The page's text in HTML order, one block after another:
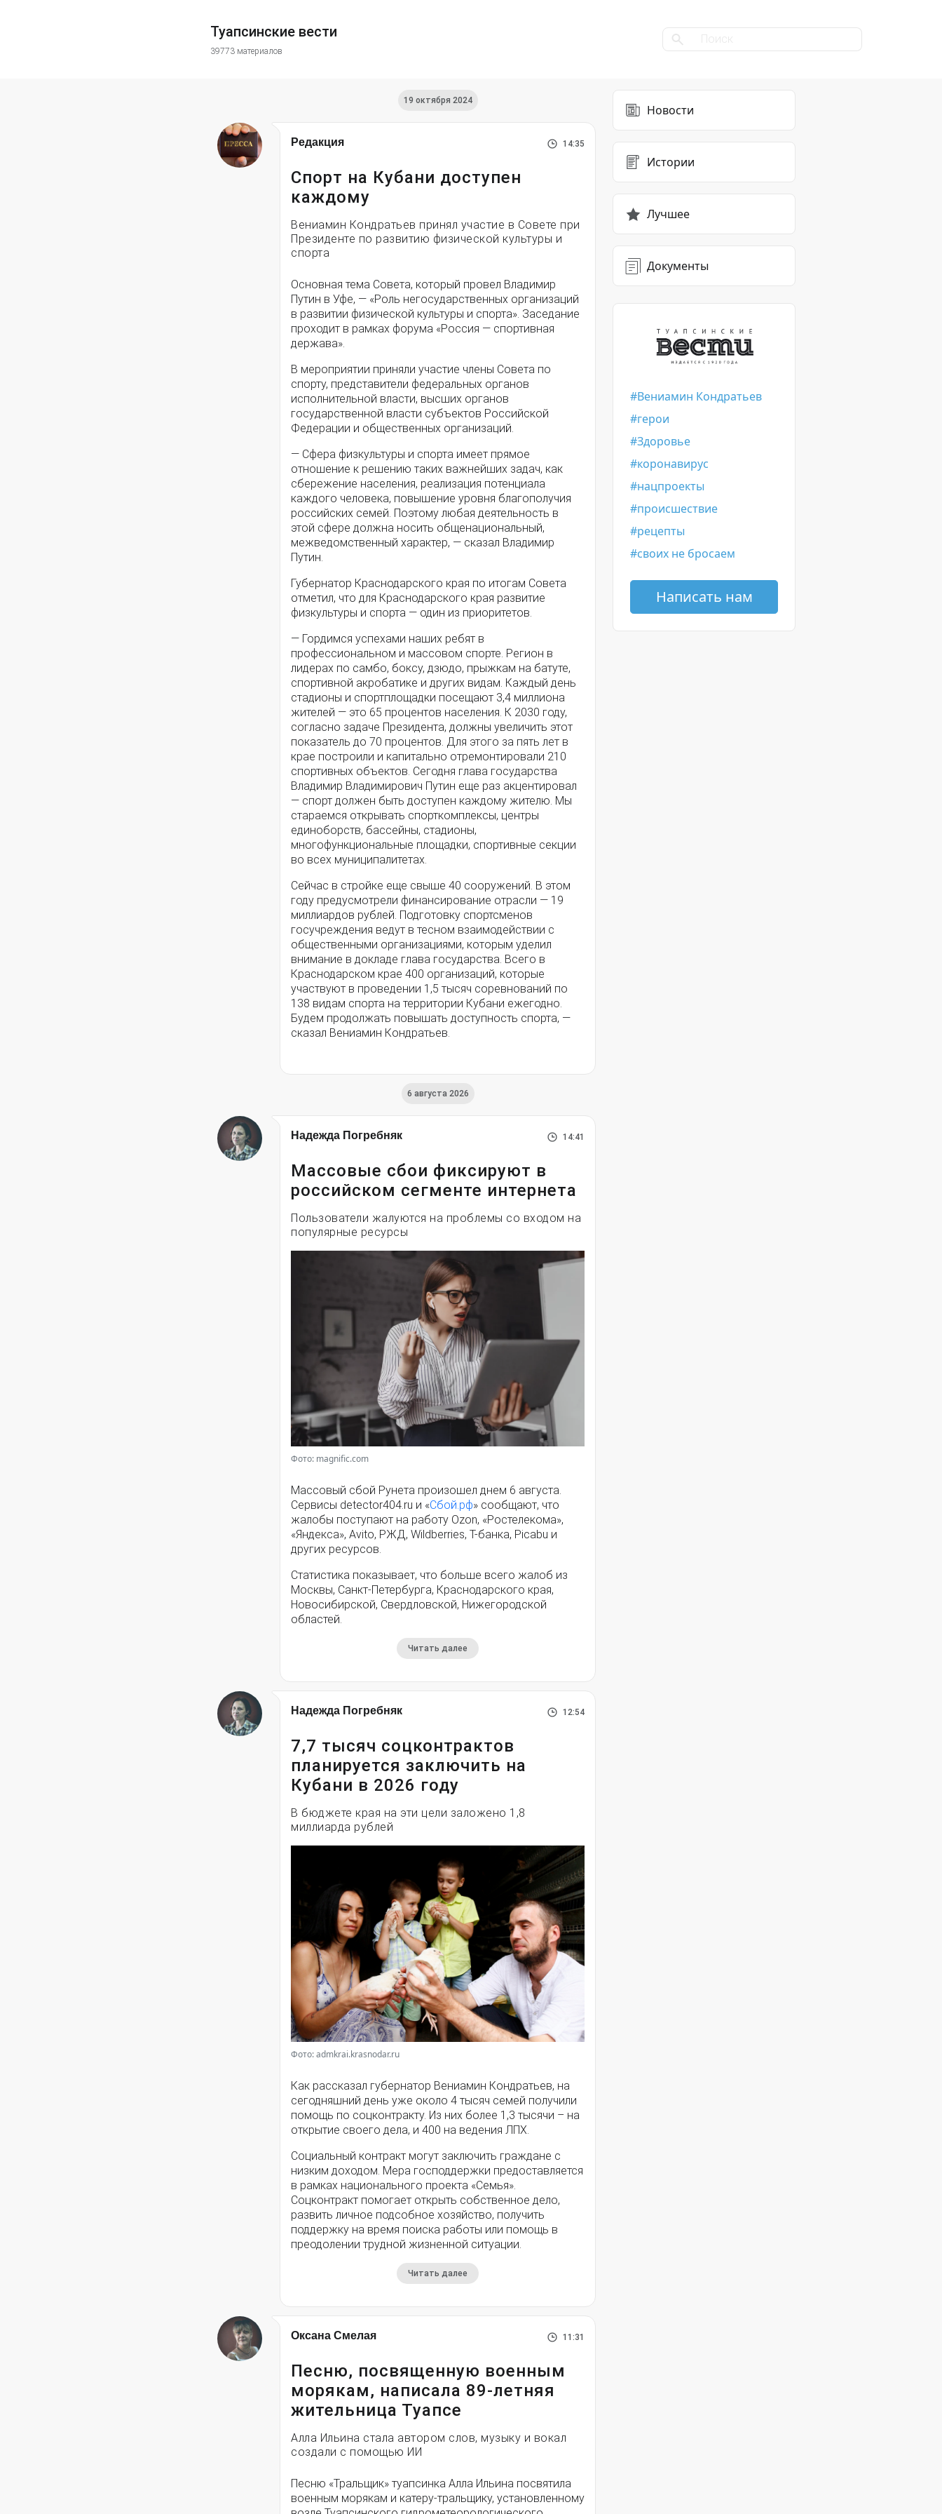
Туапсинские вести
39773 материалов
19 октября 2024
Редакция 14:35
Спорт на Кубани доступен
каждому
Вениамин Кондратьев принял участие в Совете при
Президенте по развитию физической культуры и
спорта
Основная тема Совета, который провел Владимир
Путин в Уфе, — «Роль негосударственных организаций
в развитии физической культуры и спорта». Заседание
проходит в рамках форума «Россия — спортивная
держава».
В мероприятии приняли участие члены Совета по
спорту, представители федеральных органов
исполнительной власти, высших органов
государственной власти субъектов Российской
Федерации и общественных организаций.
— Сфера физкультуры и спорта имеет прямое
отношение к решению таких важнейших задач, как
сбережение населения, реализация потенциала
каждого человека, повышение уровня благополучия
российских семей. Поэтому любая деятельность в
этой сфере должна носить общенациональный,
межведомственный характер, — сказал Владимир
Путин.
Губернатор Краснодарского края по итогам Совета
отметил, что для Краснодарского края развитие
физкультуры и спорта — один из приоритетов.
— Гордимся успехами наших ребят в
профессиональном и массовом спорте. Регион в
лидерах по самбо, боксу, дзюдо, прыжкам на батуте,
спортивной акробатике и других видам. Каждый день
стадионы и спортплощадки посещают 3,4 миллиона
жителей — это 65 процентов населения. К 2030 году,
согласно задаче Президента, должны увеличить этот
показатель до 70 процентов. Для этого за пять лет в
крае построили и капитально отремонтировали 210
спортивных объектов. Сегодня глава государства
Владимир Владимирович Путин еще раз акцентировал
— спорт должен быть доступен каждому жителю. Мы
стараемся открывать спорткомплексы, центры
единоборств, бассейны, стадионы,
многофункциональные площадки, спортивные секции
во всех муниципалитетах.
Сейчас в стройке еще свыше 40 сооружений. В этом
году предусмотрели финансирование отрасли — 19
миллиардов рублей. Подготовку спортсменов
госучреждения ведут в тесном взаимодействии с
общественными организациями, которым уделил
внимание в докладе глава государства. Всего в
Краснодарском крае 400 организаций, которые
участвуют в проведении 1,5 тысяч соревнований по
138 видам спорта на территории Кубани ежегодно.
Будем продолжать повышать доступность спорта, —
сказал Вениамин Кондратьев.
6 августа 2026
Надежда Погребняк 14:41
Массовые сбои фиксируют в
российском сегменте интернета
Пользователи жалуются на проблемы со входом на
популярные ресурсы
Фото: magnific.com
Массовый сбой Рунета произошел днем 6 августа.
Сервисы detector404.ru и «Сбой.рф» сообщают, что
жалобы поступают на работу Ozon, «Ростелекома»,
«Яндекса», Avito, РЖД, Wildberries, Т-банка, Picabu и
других ресурсов.
Статистика показывает, что больше всего жалоб из
Москвы, Санкт-Петербурга, Краснодарского края,
Новосибирской, Свердловской, Нижегородской
областей.
Читать далее
Надежда Погребняк 12:54
7,7 тысяч соцконтрактов
планируется заключить на
Кубани в 2026 году
В бюджете края на эти цели заложено 1,8
миллиарда рублей
Фото: admkrai.krasnodar.ru
Как рассказал губернатор Вениамин Кондратьев, на
сегодняшний день уже около 4 тысяч семей получили
помощь по соцконтракту. Из них более 1,3 тысячи – на
открытие своего дела, и 400 на ведения ЛПХ.
Социальный контракт могут заключить граждане с
низким доходом. Мера господдержки предоставляется
в рамках национального проекта «Семья».
Соцконтракт помогает открыть собственное дело,
развить личное подсобное хозяйство, получить
поддержку на время поиска работы или помощь в
преодолении трудной жизненной ситуации.
Читать далее
Оксана Смелая 11:31
Песню, посвященную военным
морякам, написала 89-летняя
жительница Туапсе
Алла Ильина стала автором слов, музыку и вокал
создали с помощью ИИ
Песню «Тральщик» туапсинка Алла Ильина посвятила
военным морякам и катеру-тральщику, установленному
Новости
Истории
Лучшее
Документы
Вениамин Кондратьев
герои
Здоровье
коронавирус
нацпроекты
происшествие
рецепты
своих не бросаем
Написать нам